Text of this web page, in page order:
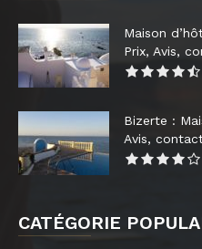
Maison
Prix, Avis,
Bizerte :
Avis,
CATÉGORIE